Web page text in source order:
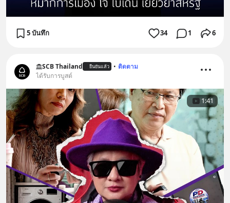
5 บันทึก 34 1 6
SCB Thailand ยืนยันแล้ว • ติดตาม
ได้รับการบูสต์
1:41